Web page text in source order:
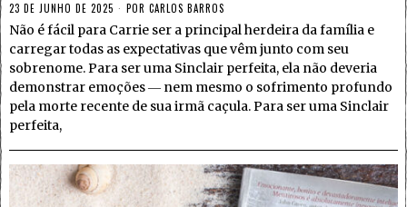
23 DE JUNHO DE 2025 POR CARLOS BARROS
Não é fácil para Carrie ser a principal herdeira da família e
carregar todas as expectativas que vêm junto com seu
sobrenome. Para ser uma Sinclair perfeita, ela não deveria
demonstrar emoções ― nem mesmo o sofrimento profundo
pela morte recente de sua irmã caçula. Para ser uma Sinclair
perfeita,